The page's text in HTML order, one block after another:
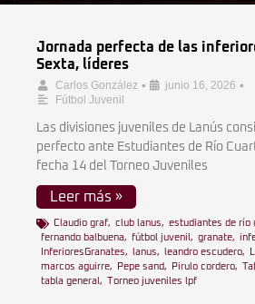
Jornada perfecta de las
Sexta, líderes
Carlos González • junio 16, 2026 •
Fútbol Juvenil
Las divisiones juveniles de Lanús
perfecto ante Estudiantes de Río
fecha 14 del Torneo Juveniles
Leer más »
Claudio graf, club lanus, estudiantes de río
fernando balbuena, fútbol juvenil , granate,
InferioresGranates, lanus, leandro escudero,
marcos aguirre, Pepe sand, Pirulo cordero,
tabla general , Torneo juveniles lpf